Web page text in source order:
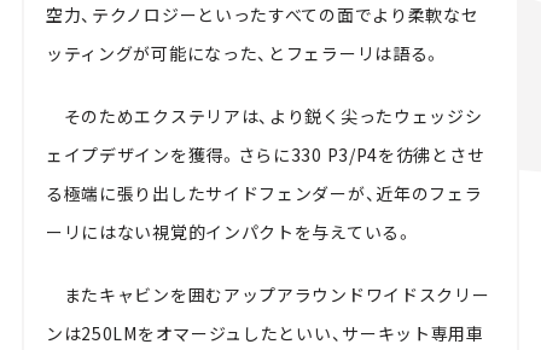
空力、テクノロジーといったすべての面でより柔軟なセ
ッティングが可能になった、とフェラーリは語る。
そのためエクステリアは、より鋭く尖ったウェッジシ
ェイプデザインを獲得。さらに330 P3/P4を彷彿とさせ
る極端に張り出したサイドフェンダーが、近年のフェラ
ーリにはない視覚的インパクトを与えている。
またキャビンを囲むアップアラウンドワイドスクリー
ンは250LMをオマージュしたといい、サーキット専用車